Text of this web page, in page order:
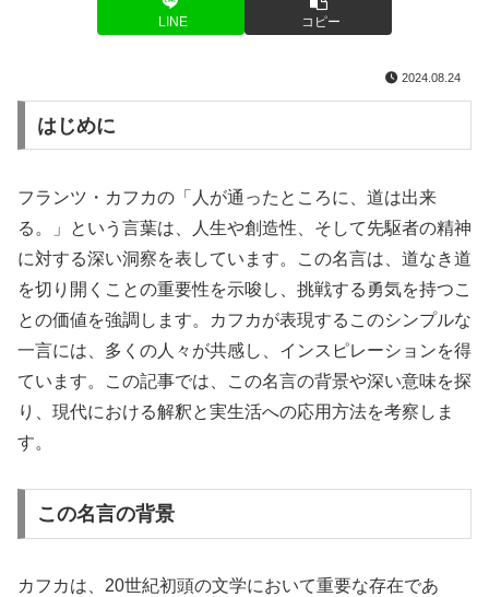
LINE コピー
2024.08.24
はじめに
フランツ・カフカの「人が通ったところに、道は出来
る。」という言葉は、人生や創造性、そして先駆者の精神
に対する深い洞察を表しています。この名言は、道なき道
を切り開くことの重要性を示唆し、挑戦する勇気を持つこ
との価値を強調します。カフカが表現するこのシンプルな
一言には、多くの人々が共感し、インスピレーションを得
ています。この記事では、この名言の背景や深い意味を探
り、現代における解釈と実生活への応用方法を考察しま
す。
この名言の背景
カフカは、20世紀初頭の文学において重要な存在であ